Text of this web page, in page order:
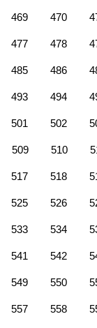
469 470
477 478
485 486
493 494
501 502
509 510
517 518
525 526
533 534
541 542
549 550
557 558